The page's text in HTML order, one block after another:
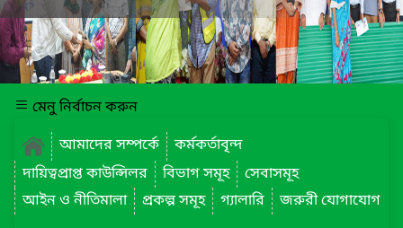
মেনু নির্বাচন করুন
আমাদের সম্পর্কে
কর্মকর্তাবৃন্দ
দায়িত্বপ্রাপ্ত কাউন্সিলর
বিভাগ সমূহ
সেবাসমূহ
আইন ও নীতিমালা
প্রকল্প সমূহ গ্যালারি জরুরী যোগাযোগ